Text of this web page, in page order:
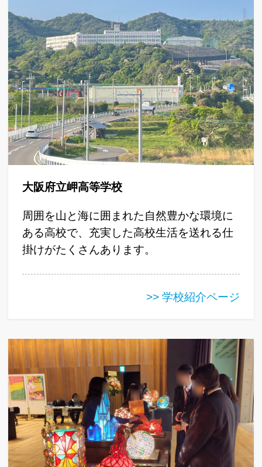
大阪府立岬高等学校
周囲を山と海に囲まれた自然豊かな環境に
ある高校で、充実した高校生活を送れる仕
掛けがたくさんあります。
>> 学校紹介ページ